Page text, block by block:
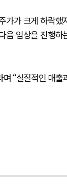
가가 크게 하락했
음 임상을 진행하
“실질적인 매출